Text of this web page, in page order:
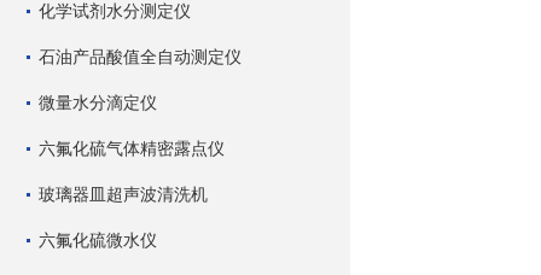
化学试剂水分测定仪
石油产品酸值全自动测定仪
微量水分滴定仪
六氟化硫气体精密露点仪
玻璃器皿超声波清洗机
六氟化硫微水仪